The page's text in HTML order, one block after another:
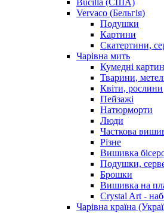
Vervaco (Бельгія)
Подушки
Картини
Скатертини,
Чарiвна мить
Кумедні
Тварини,
Квіти, рослини
Пейзажі
Натюрморти
Люди
Часткова
Різне
Вишивка
Подушки,
Брошки
Вишивка на
Crystal Art -
Чарівна країна